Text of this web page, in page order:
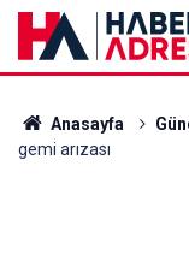
Anasayfa
gemi arızası